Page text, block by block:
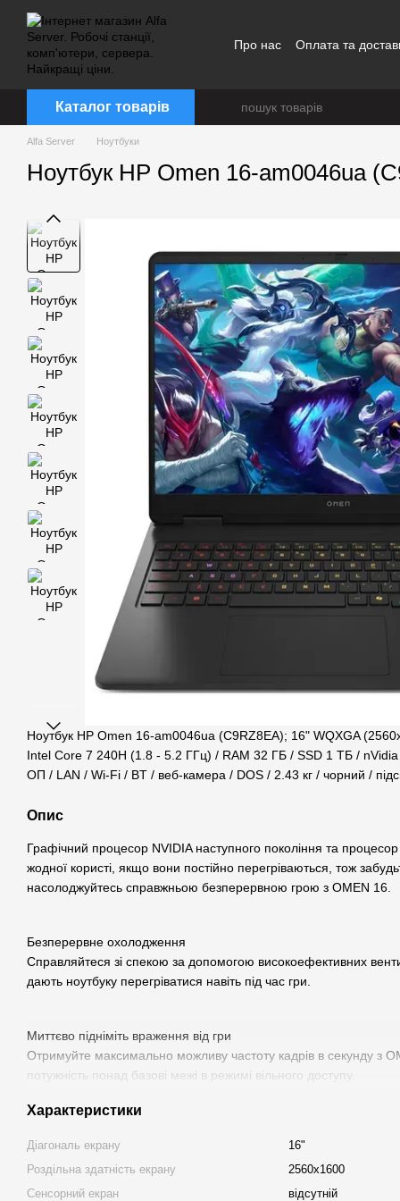
Перейти до основного контенту
Про нас Оплата та
Каталог товарів
Alfa Server Ноутбуки
Ноутбук HP Omen 16-am0046ua
Ноутбук HP Omen 16-am0046ua (C9RZ8EA); 16" WQXGA
Intel Core 7 240H (1.8 - 5.2 ГГц) / RAM 32 ГБ / SSD 1 ТБ /
ОП / LAN / Wi-Fi / BT / веб-камера / DOS / 2.43 кг / чорний /
Опис
Графічний процесор NVIDIA наступного покоління та
жодної користі, якщо вони постійно перегріваються, тож
насолоджуйтесь справжньою безперервною грою з OMEN 16.
Безперервне охолодження
Справляйтеся зі спекою за допомогою високоефективних
дають ноутбуку перегріватися навіть під час гри.
Миттєво підніміть враження від гри
Отримуйте максимально можливу частоту кадрів в секунду з
потужність понад базові межі в режимі вільного доступу.
Отримайте максимальну продуктивність завдяки найновішим
Intel наступного покоління.
Характеристики
Діагональ екрану
16"
Роздільна здатність екрану
2560x1600
Сенсорний екран
відсутній